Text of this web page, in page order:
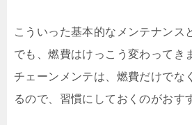
こういった基本的なメンテナンス
でも、燃費はけっこう変わってき
チェーンメンテは、燃費だけでな
るので、習慣にしておくのがおす